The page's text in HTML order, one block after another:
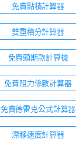
免費點積計算器
雙重積分計算器
免費頭期款計算機
免費阻力係數計算器
免費德雷克公式計算器
漂移速度計算器